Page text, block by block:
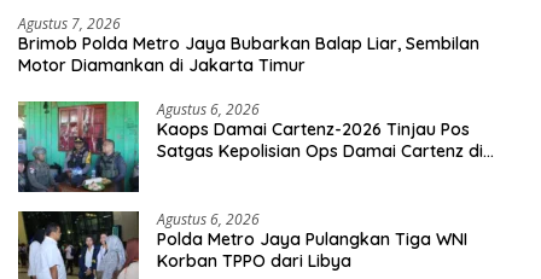
Agustus 7, 2026
Brimob Polda Metro Jaya Bubarkan Balap Liar, Sembilan
Motor Diamankan di Jakarta Timur
Agustus 6, 2026
Kaops Damai Cartenz-2026 Tinjau Pos
Satgas Kepolisian Ops Damai Cartenz di
Agustus 6, 2026
Polda Metro Jaya Pulangkan Tiga WNI
Korban TPPO dari Libya